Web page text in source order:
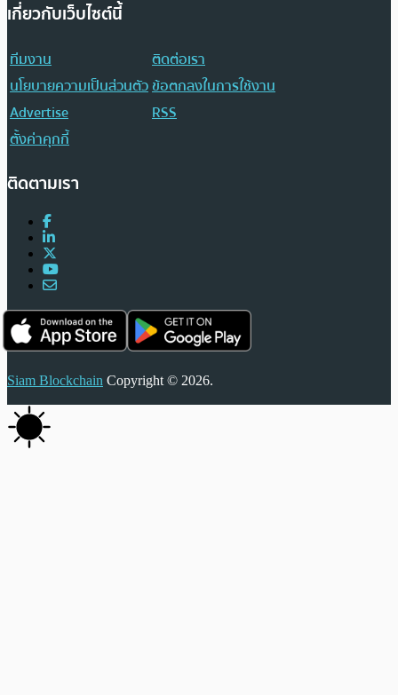
เกี่ยวกับเว็บไซต์นี้
ทีมงาน
ติดต่อเรา
นโยบายความเป็นส่วนตัวข้อตกลงในการใช้งาน
Advertise
RSS
ตั้งค่าคุกกี้
ติดตามเรา
Siam Blockchain Copyright © 2026.